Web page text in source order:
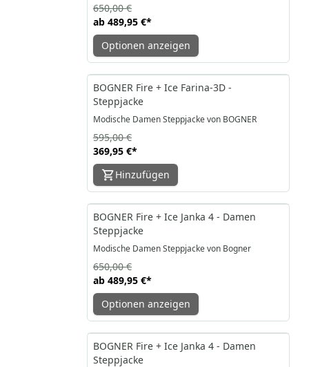
ab 489,95 €*
650,00 €
Optionen anzeigen
-38%
BOGNER Fire + Ice Farina-3D -
Steppjacke
Modische Damen Steppjacke von BOGNER
369,95 €*
595,00 €
Hinzufügen
-25%
BOGNER Fire + Ice Janka 4 - Damen
Steppjacke
Modische Damen Steppjacke von Bogner
ab 489,95 €*
650,00 €
Optionen anzeigen
-25%
BOGNER Fire + Ice Janka 4 - Damen
Steppjacke